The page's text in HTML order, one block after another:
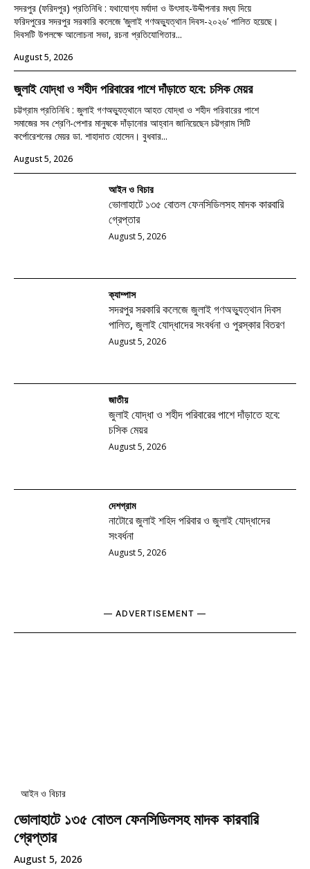
সদরপুর (ফরিদপুর) প্রতিনিধি : যথাযোগ্য মর্যাদা ও উৎসাহ-উদ্দীপনার মধ্য দিয়ে
ফরিদপুরের সদরপুর সরকারি কলেজে ‘জুলাই গণঅভ্যুত্থান দিবস-২০২৬’ পালিত হয়েছে।
দিবসটি উপলক্ষে আলোচনা সভা, রচনা প্রতিযোগিতার...
August 5, 2026
জুলাই যোদ্ধা ও শহীদ পরিবারের পাশে দাঁড়াতে হবে: চসিক মেয়র
চট্টগ্রাম প্রতিনিধি : জুলাই গণঅভ্যুত্থানে আহত যোদ্ধা ও শহীদ পরিবারের পাশে
সমাজের সব শ্রেণি-পেশার মানুষকে দাঁড়ানোর আহ্বান জানিয়েছেন চট্টগ্রাম সিটি
কর্পোরেশনের মেয়র ডা. শাহাদাত হোসেন। বুধবার...
August 5, 2026
আইন ও বিচার
ভোলাহাটে ১৩৫ বোতল ফেনসিডিলসহ মাদক কারবারি
গ্রেপ্তার
August 5, 2026
ক্যাম্পাস
সদরপুর সরকারি কলেজে জুলাই গণঅভ্যুত্থান দিবস
পালিত, জুলাই যোদ্ধাদের সংবর্ধনা ও পুরস্কার বিতরণ
August 5, 2026
জাতীয়
জুলাই যোদ্ধা ও শহীদ পরিবারের পাশে দাঁড়াতে হবে:
চসিক মেয়র
August 5, 2026
দেশগ্রাম
নাটোরে জুলাই শহিদ পরিবার ও জুলাই যোদ্ধাদের
সংবর্ধনা
August 5, 2026
― ADVERTISEMENT ―
আইন ও বিচার
ভোলাহাটে ১৩৫ বোতল ফেনসিডিলসহ মাদক কারবারি
গ্রেপ্তার
August 5, 2026